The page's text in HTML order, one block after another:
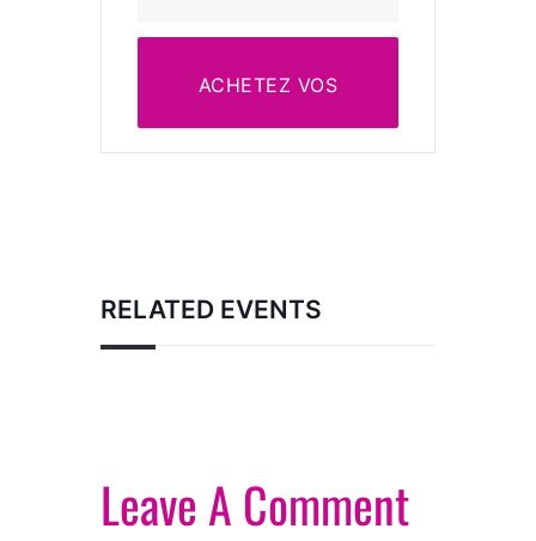
ACHETEZ VOS
RELATED EVENTS
Leave A Comment